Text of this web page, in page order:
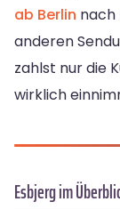
ab Berlin nach
anderen
zahlst nur die
wirklich
Esbjerg im